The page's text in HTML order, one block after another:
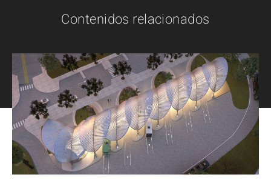
Contenidos relacionados